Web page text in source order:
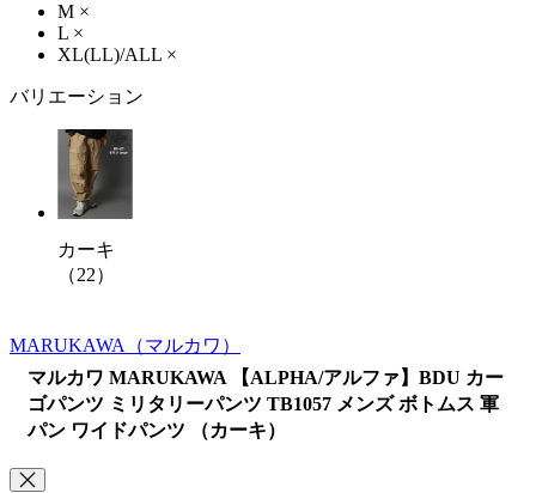
M ×
L ×
XL(LL)/ALL ×
バリエーション
カーキ
（22）
MARUKAWA （マルカワ）
マルカワ MARUKAWA 【ALPHA/アルファ】BDU カー
ゴパンツ ミリタリーパンツ TB1057 メンズ ボトムス 軍
パン ワイドパンツ （カーキ）